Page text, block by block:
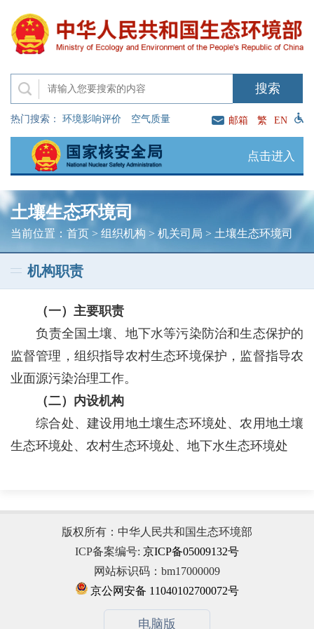
热门搜索： 环境影响评价 空气质量 邮箱 繁 EN
点击进入
土壤生态环境司
当前位置： 首页> 组织机构 > 机关司局 > 土壤生态环境司
机构职责
（一）主要职责
负责全国土壤、地下水等污染防治和生态保护的
监督管理，组织指导农村生态环境保护，监督指导农
业面源污染治理工作。
（二）内设机构
综合处、建设用地土壤生态环境处、农用地土壤
生态环境处、农村生态环境处、地下水生态环境处
版权所有：中华人民共和国生态环境部
ICP备案编号: 京ICP备05009132号
网站标识码：bm17000009
京公网安备 11040102700072号
电脑版